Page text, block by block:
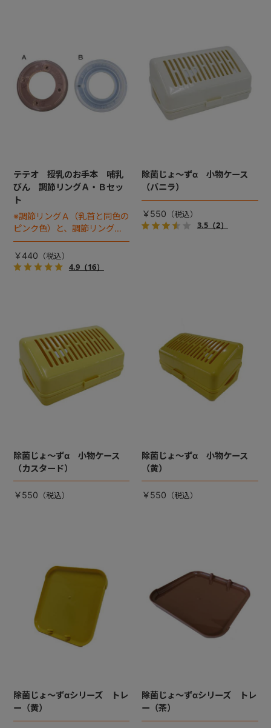
テテオ 授乳のお手本 哺乳
びん 調節リングＡ・Ｂセッ
ト
※調節リングＡ（乳首と同色の
ピンク色）と、調節リングＢ
（透明）のセットです
￥440
4.9（16）
除菌じょ～ずα 小物ケース
（バニラ）
￥550
3.5（2）
除菌じょ～ずα 小物ケース
（カスタード）
￥550
除菌じょ～ずα 小物ケース
（黄）
￥550
除菌じょ～ずαシリーズ トレ
ー（黄）
除菌じょ～ずαシリーズ トレ
ー（茶）